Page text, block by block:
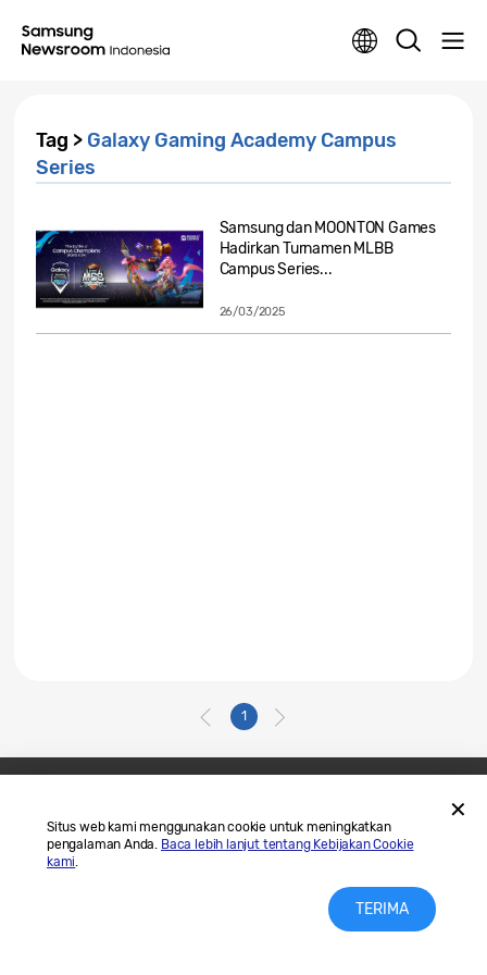
Situs web kami menggunakan cookie untuk meningkatkan
pengalaman Anda. Baca lebih lanjut tentang Kebijakan Cookie
kami.
TERIMA
Tag > Galaxy Gaming Academy Campus
Series
Samsung dan MOONTON Games
Hadirkan Turnamen MLBB
Campus Series...
26/03/2025
1
Hubungi Kami
SAMSUNG.COM
Legal
Privasi